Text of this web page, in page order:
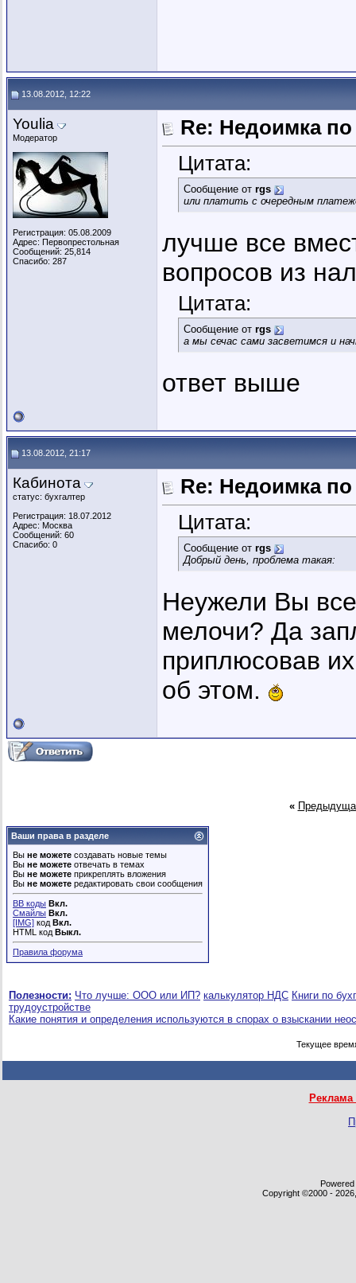
13.08.2012, 12:22
Youlia
Модератор
Регистрация: 05.08.2009
Адрес: Первопрестольная
Сообщений: 25,814
Спасибо: 287
Re: Недоимка по
Цитата:
Сообщение от rgs
или платить с очередным
лучше все
вопросов из
Цитата:
Сообщение от rgs
а мы сечас сами засветимся и
ответ выше
13.08.2012, 21:17
Кабинота
статус: бухгалтер
Регистрация: 18.07.2012
Адрес: Москва
Сообщений: 60
Спасибо: 0
Re: Недоимка по
Цитата:
Сообщение от rgs
Добрый день, проблема такая:
Неужели Вы
мелочи? Да
приплюсовав
об этом.
«
Ваши права в разделе
Вы не можете создавать новые темы
Вы не можете отвечать в темах
Вы не можете прикреплять вложения
Вы не можете редактировать свои сообщения
BB коды Вкл.
Смайлы Вкл.
[IMG] код Вкл.
HTML код Выкл.
Правила форума
Полезности: Что лучше: ООО или ИП? калькулятор НДС Книги по
трудоустройстве
Какие понятия и определения используются в спорах о взыскании
Текущее
Copyright ©2000 -